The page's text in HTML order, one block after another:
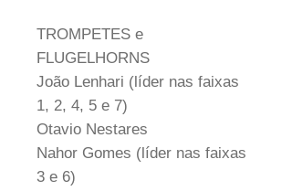
TROMPETES e
FLUGELHORNS
João Lenhari (líder nas faixas
1, 2, 4, 5 e 7)
Otavio Nestares
Nahor Gomes (líder nas faixas
3 e 6)